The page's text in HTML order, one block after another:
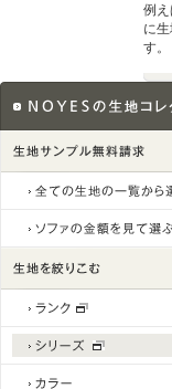
例
に
す。